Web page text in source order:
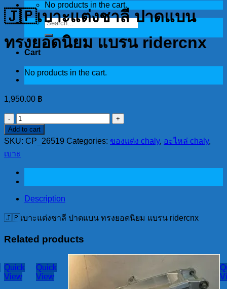
No products in the cart.
Search
for:
Cart
No products in the cart.
🇯🇵เบาะแต่งชาลี ปาดแบน
ทรงยอดนิยม แบรน ridercnx
1,950.00 ฿
🇯🇵
เบาะ
แต่ง
ชาลี
ปาด
แบน
ยอด
นิยม
ridercnx
Add to cart
SKU: CP_26519 Categories: ของแต่ง chaly, อะไหล่ chaly,
เบาะ
Description
🇯🇵เบาะแต่งชาลี ปาดแบน ทรงยอดนิยม แบรน ridercnx
Related products
Quick
View
Quick
View